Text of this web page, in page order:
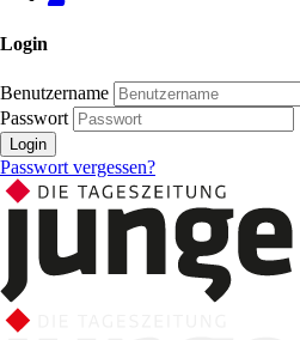
Login
Benutzername
Passwort
Login
Passwort vergessen?